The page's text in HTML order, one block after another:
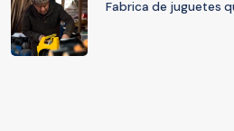
Fabrica de juguetes